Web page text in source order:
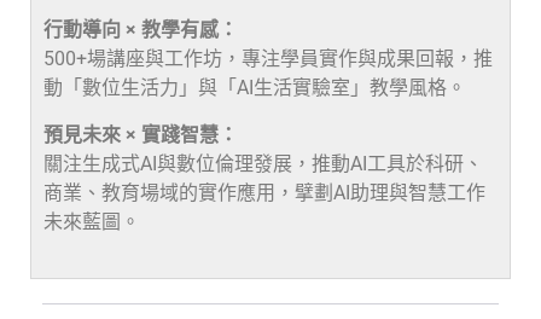
行動導向 × 教學有感：
500+場講座與工作坊，專注學員實作與成果回報，推
動「數位生活力」與「AI生活實驗室」教學風格。
預見未來 × 實踐智慧：
關注生成式AI與數位倫理發展，推動AI工具於科研、
商業、教育場域的實作應用，擘劃AI助理與智慧工作
未來藍圖。